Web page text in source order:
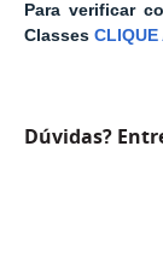
Para verificar
Classes CLIQUE
Dúvidas?